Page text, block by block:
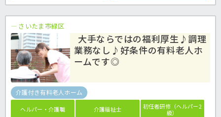
さいたま市緑区
大手ならではの福利厚生♪調理
業務なし♪好条件の有料老人ホ
ームです◎
介護付き有料老人ホーム
ヘルパー・介護職 介護福祉士
初任者研修（ヘルパー2
級）